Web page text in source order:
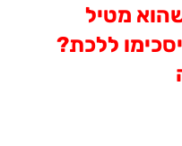
מטיל
ללכת?